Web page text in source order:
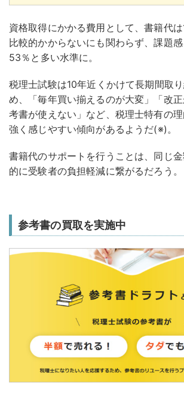
資格取得にかかる費用として、書籍代
比較的かからないにも関わらず、課題
53％と多い水準に。
税理士試験は10年近くかけて長期間取
め、「毎年買い揃えるのが大変」「改
考書が使えない」など、税理士特有の
強く感じやすい傾向があるようだ(※)。
書籍代のサポートを行うことは、同じ
的に受験者の負担軽減に繋がるだろう。
参考書の買取を実施中